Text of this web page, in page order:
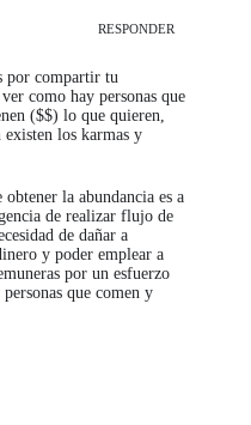
RESPONDER
por compartir tu
como hay personas que
($$) lo que quieren,
existen los karmas y
la abundancia es a
de realizar flujo de
de dañar a
y poder emplear a
por un esfuerzo
que comen y